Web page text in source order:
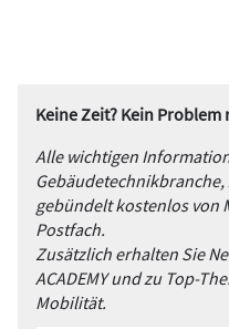
Keine Zeit? Kein
Alle wichtigen
gebündelt kostenlos von
Postfach.
Zusätzlich erhalten Sie
ACADEMY und zu Top-
Mobilität.